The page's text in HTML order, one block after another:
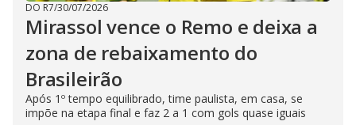
DO R7/30/07/2026
Mirassol vence o Remo e deixa a
zona de rebaixamento do
Brasileirão
Após 1º tempo equilibrado, time paulista, em casa, se
impõe na etapa final e faz 2 a 1 com gols quase iguais